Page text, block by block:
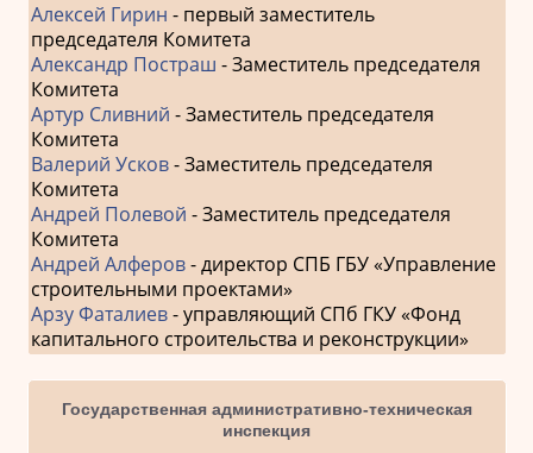
Алексей Гирин - первый заместитель
председателя Комитета
Александр Постраш - Заместитель председателя
Комитета
Артур Сливний - Заместитель председателя
Комитета
Валерий Усков- Заместитель председателя
Комитета
Андрей Полевой - Заместитель председателя
Комитета
Андрей Алферов- директор СПБ ГБУ «Управление
строительными проектами»
Арзу Фаталиев- управляющий СПб ГКУ «Фонд
капитального строительства и реконструкции»
Государственная административно-техническая
инспекция